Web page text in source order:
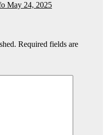
May 24, 2025
Required fields are